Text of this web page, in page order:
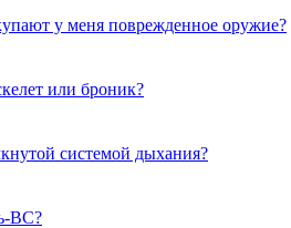
у меня поврежденное оружие?
или броник?
системой дыхания?
ВС?